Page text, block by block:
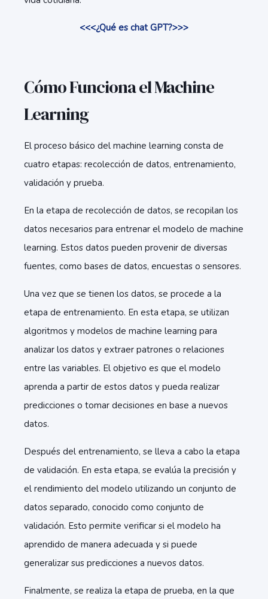
<<<¿Qué es chat GPT?>>>
Cómo Funciona el Machine
Learning
El proceso básico del machine learning consta de
cuatro etapas: recolección de datos, entrenamiento,
validación y prueba.
En la etapa de recolección de datos, se recopilan los
datos necesarios para entrenar el modelo de machine
learning. Estos datos pueden provenir de diversas
fuentes, como bases de datos, encuestas o sensores.
Una vez que se tienen los datos, se procede a la
etapa de entrenamiento. En esta etapa, se utilizan
algoritmos y modelos de machine learning para
analizar los datos y extraer patrones o relaciones
entre las variables. El objetivo es que el modelo
aprenda a partir de estos datos y pueda realizar
predicciones o tomar decisiones en base a nuevos
datos.
Después del entrenamiento, se lleva a cabo la etapa
de validación. En esta etapa, se evalúa la precisión y
el rendimiento del modelo utilizando un conjunto de
datos separado, conocido como conjunto de
validación. Esto permite verificar si el modelo ha
aprendido de manera adecuada y si puede
generalizar sus predicciones a nuevos datos.
Finalmente, se realiza la etapa de prueba, en la que